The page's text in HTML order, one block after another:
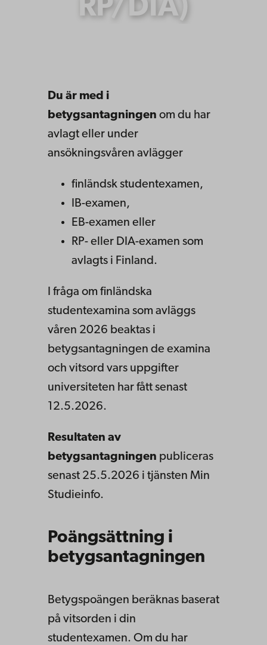
RP/DIA)
Du är med i
betygsantagningen om du har
avlagt eller under
ansökningsvåren avlägger
finländsk studentexamen,
IB-examen,
EB-examen eller
RP- eller DIA-examen som
avlagts i Finland.
I fråga om finländska
studentexamina som avläggs
våren 2026 beaktas i
betygsantagningen de examina
och vitsord vars uppgifter
universiteten har fått senast
12.5.2026.
Resultaten av
betygsantagningen publiceras
senast 25.5.2026 i tjänsten Min
Studieinfo.
Poängsättning i
betygsantagningen
Betygspoängen beräknas baserat
på vitsorden i din
studentexamen. Om du har